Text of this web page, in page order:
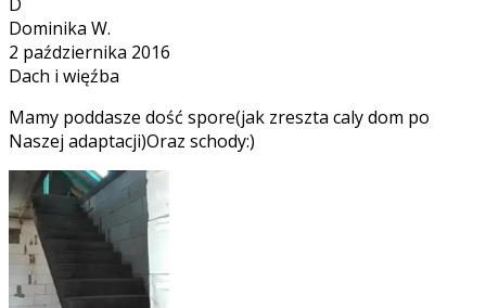
Dominika W.
2 października 2016
Dach i więźba
Mamy poddasze dość spore(jak zreszta caly dom po
Naszej adaptacji)Oraz schody:)